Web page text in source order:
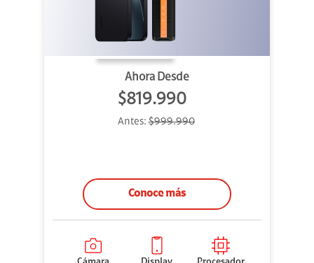
Ahora Desde
$819.990
Antes:$999.990
Conoce más